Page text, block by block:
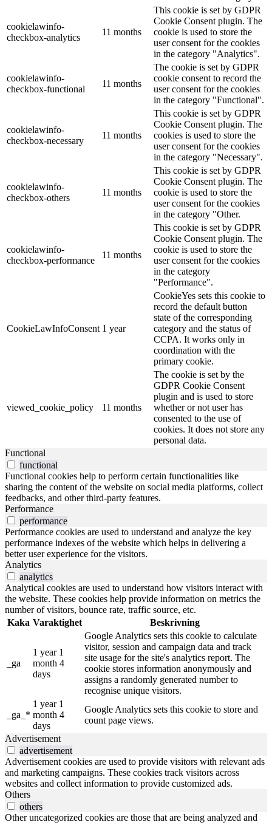
cookielawinfo-
checkbox-analytics
11 months
This cookie is set by GDPR
Cookie Consent plugin. The
cookie is used to store the
user consent for the cookies
in the category "Analytics".
cookielawinfo-
checkbox-functional
11 months
The cookie is set by GDPR
cookie consent to record the
user consent for the cookies
in the category "Functional".
cookielawinfo-
checkbox-necessary
11 months
This cookie is set by GDPR
Cookie Consent plugin. The
cookies is used to store the
user consent for the cookies
in the category "Necessary".
cookielawinfo-
checkbox-others
11 months
This cookie is set by GDPR
Cookie Consent plugin. The
cookie is used to store the
user consent for the cookies
in the category "Other.
cookielawinfo-
checkbox-performance
11 months
This cookie is set by GDPR
Cookie Consent plugin. The
cookie is used to store the
user consent for the cookies
in the category
"Performance".
CookieLawInfoConsent 1 year
CookieYes sets this cookie to
record the default button
state of the corresponding
category and the status of
CCPA. It works only in
coordination with the
primary cookie.
viewed_cookie_policy 11 months
The cookie is set by the
GDPR Cookie Consent
plugin and is used to store
whether or not user has
consented to the use of
cookies. It does not store any
personal data.
Functional
functional
Functional cookies help to perform certain functionalities like
sharing the content of the website on social media platforms, collect
feedbacks, and other third-party features.
Performance
performance
Performance cookies are used to understand and analyze the key
performance indexes of the website which helps in delivering a
better user experience for the visitors.
Analytics
analytics
Analytical cookies are used to understand how visitors interact with
the website. These cookies help provide information on metrics the
number of visitors, bounce rate, traffic source, etc.
Kaka Varaktighet Beskrivning
_ga
1 year 1
month 4
days
Google Analytics sets this cookie to calculate
visitor, session and campaign data and track
site usage for the site's analytics report. The
cookie stores information anonymously and
assigns a randomly generated number to
recognise unique visitors.
_ga_*
1 year 1
month 4
days
Google Analytics sets this cookie to store and
count page views.
Advertisement
advertisement
Advertisement cookies are used to provide visitors with relevant ads
and marketing campaigns. These cookies track visitors across
websites and collect information to provide customized ads.
Others
others
Other uncategorized cookies are those that are being analyzed and